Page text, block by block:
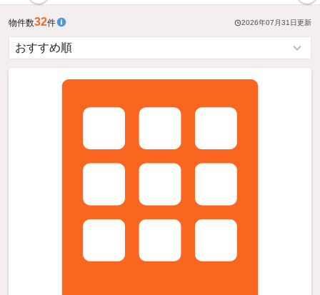
物件数32件 2026年07月31日更新